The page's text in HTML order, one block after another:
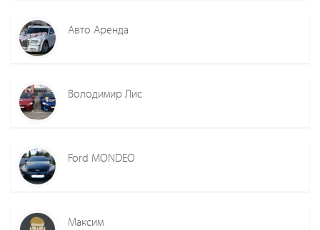
Авто Аренда
Володимир Лис
Ford MONDEO
Максим